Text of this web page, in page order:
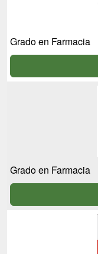
Grado en Farmacia
Grado en Farmacia